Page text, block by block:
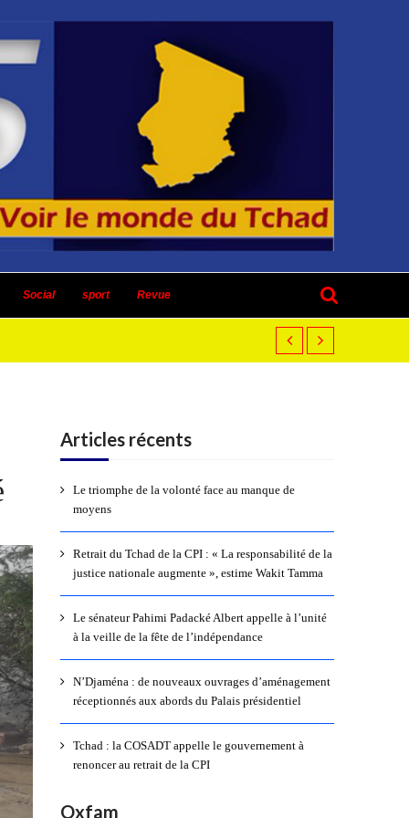
Social sport Revue
Articles récents
Le triomphe de la volonté face au manque de
moyens
Retrait du Tchad de la CPI : « La responsabilité de la
justice nationale augmente », estime Wakit Tamma
Le sénateur Pahimi Padacké Albert appelle à l’unité
à la veille de la fête de l’indépendance
N’Djaména : de nouveaux ouvrages d’aménagement
réceptionnés aux abords du Palais présidentiel
Tchad : la COSADT appelle le gouvernement à
renoncer au retrait de la CPI
Oxfam